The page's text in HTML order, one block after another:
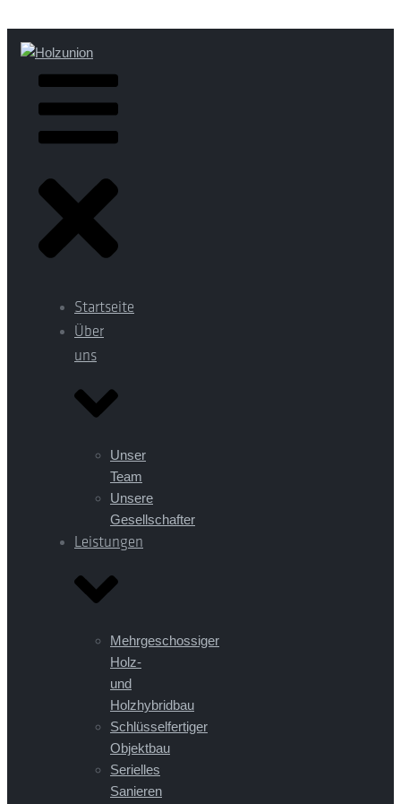
Startseite
Über
uns
Unser
Team
Unsere
Gesellschafter
Leistungen
Mehrgeschossiger
Holz-
und
Holzhybridbau
Schlüsselfertiger
Objektbau
Serielles
Sanieren